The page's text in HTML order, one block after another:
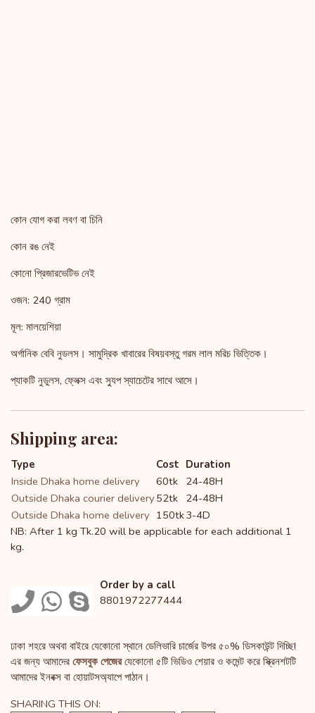
কোন যোগ করা লবণ বা চিনি
কোন রঙ নেই
কোনো প্রিজারভেটিভ নেই
ওজন: 240 গ্রাম
মূল: মালয়েশিয়া
অর্গানিক বেবি নুডলস। সামুদ্রিক খাবারের বিষয়বস্তু গরম লাল মরিচ ভিত্তিক।
প্যাকটি নুডুলস, ফ্লেক্স এবং স্যুপ স্যাচেটের সাথে আসে।
Shipping area:
Type Cost Duration
Inside Dhaka home delivery
60tk 24-48H
Outside Dhaka courier delivery52tk 24-48H
Outside Dhaka home delivery 150tk3-4D
NB: After 1 kg Tk.20 will be applicable for each additional 1
kg.
Order by a call
8801972277444
ঢাকা শহরে অথবা বাইরে যেকোনো স্থানে ডেলিভারি চার্জের উপর ৫০% ডিসকাউন্ট দিচ্ছি!
এর জন্য আমাদের ফেসবুক পেজেরযেকোনো ৫টি ভিডিও শেয়ার ও কমেন্ট করে স্ক্রিনশটটি
আমাদের ইনবক্স বা হোয়াটসঅ্যাপে পাঠান।
SHARING THIS ON: